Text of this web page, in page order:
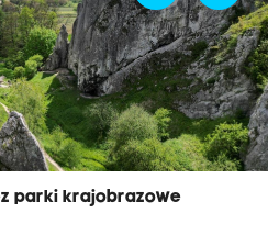
parki krajobrazowe